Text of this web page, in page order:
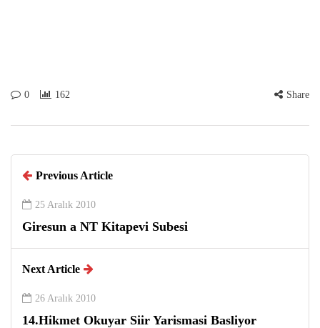
0 162 Share
Previous Article
25 Aralık 2010
Giresun a NT Kitapevi Subesi
Next Article
26 Aralık 2010
14.Hikmet Okuyar Siir Yarismasi Basliyor